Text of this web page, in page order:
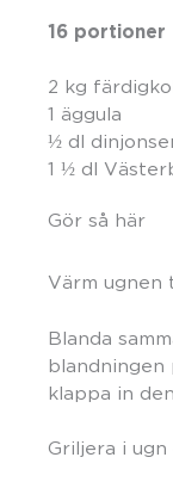
16 portioner
2 kg
1 äggula
½ dl
1 ½ dl
Gör så här
Värm ugnen
Blanda
blandningen
klappa in
Griljera i ugn